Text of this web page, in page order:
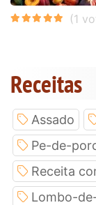
Receitas
Assado
Pe-de-
Receita
Lombo-